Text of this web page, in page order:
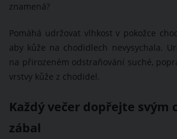
znamená?
Pomáhá udržovat vlhkost v pokožce
aby kůže na chodidlech nevysychala.
na přirozeném odstraňování suché,
vrstvy kůže z chodidel.
Každý večer dopřejte svým
zábal